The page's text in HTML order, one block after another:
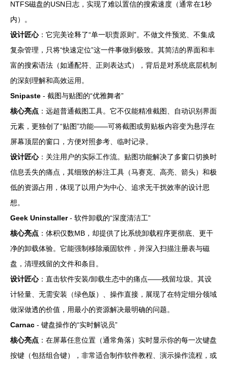
NTFS磁盘的USN日志，实现了难以置信的搜索速度（通常在1秒
内）。
设计匠心：它完美诠释了“单一职责原则”。不做文件预览、不集成
复杂管理，只将“快速定位”这一件事做到极致。其简洁的界面和丰
富的搜索语法（如通配符、正则表达式），背后是对系统底层机制
的深刻理解和高效运用。
Snipaste - 截图与贴图的“优雅舞者”
核心亮点 ：远超普通截图工具。它不仅能精准截图、自动识别界面
元素，更独创了“贴图”功能——可将截图或剪贴板内容变为悬浮在
屏幕顶层的窗口，方便对照参考、临时记录。
设计匠心：关注用户的实际工作流。贴图功能解决了多窗口切换时
信息丢失的痛点，其细致的标注工具（马赛克、高亮、箭头）和极
低的资源占用，体现了以用户为中心、追求无干扰效率的设计思
想。
Geek Uninstaller- 软件卸载的“深度清洁工”
核心亮点 ：体积仅数MB，却提供了比系统卸载程序更彻底、更干
净的卸载体验。它能强制移除顽固软件，并深入扫描注册表与磁
盘，清理残留的文件和条目。
设计匠心：直击软件安装/卸载生态中的痛点——残留垃圾。其设
计轻量、无需安装（绿色版）、操作直接，展现了在特定细分领域
做深做透的价值，用最小的资源解决最明确的问题。
Carnac - 键盘操作的“实时解说员”
核心亮点 ：在屏幕任意位置（通常角落）实时显示你的每一次键盘
按键（包括组合键），非常适合制作软件教程、演示操作流程，或